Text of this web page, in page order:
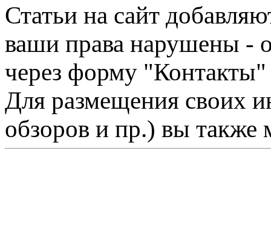
Статьи на сайт
ваши права нарушены -
через форму "Контакты"
Для размещения своих
обзоров и пр.) вы также